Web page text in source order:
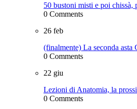
50 bustoni misti e poi chissà,
0 Comments
26 feb
(finalmente) La seconda asta
0 Comments
22 giu
Lezioni di Anatomia, la
0 Comments